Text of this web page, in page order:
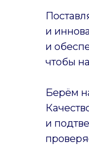
Берём
и
и
и
чтобы